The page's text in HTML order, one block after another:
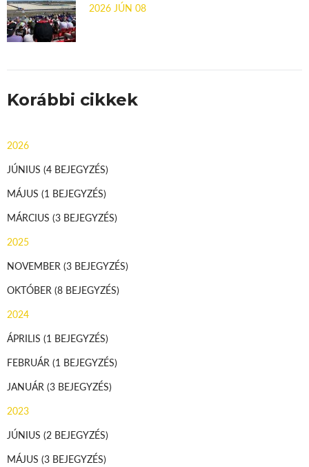
2026 JÚN 08
Korábbi cikkek
2026
JÚNIUS (4 BEJEGYZÉS)
MÁJUS (1 BEJEGYZÉS)
MÁRCIUS (3 BEJEGYZÉS)
2025
NOVEMBER (3 BEJEGYZÉS)
OKTÓBER (8 BEJEGYZÉS)
2024
ÁPRILIS (1 BEJEGYZÉS)
FEBRUÁR (1 BEJEGYZÉS)
JANUÁR (3 BEJEGYZÉS)
2023
JÚNIUS (2 BEJEGYZÉS)
MÁJUS (3 BEJEGYZÉS)